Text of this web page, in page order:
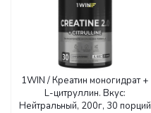
1WIN / Креатин моногидрат +
L-цитруллин. Вкус:
Нейтральный, 200г, 30 порций